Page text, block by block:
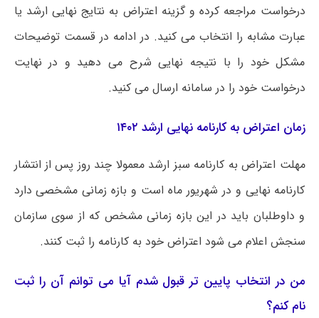
درخواست مراجعه کرده و گزینه اعتراض به نتایج نهایی ارشد یا
عبارت مشابه را انتخاب می کنید. در ادامه در قسمت توضیحات
مشکل خود را با نتیجه نهایی شرح می دهید و در نهایت
درخواست خود را در سامانه ارسال می کنید.
زمان اعتراض به کارنامه نهایی ارشد ۱۴۰۲
مهلت اعتراض به کارنامه سبز ارشد معمولا چند روز پس از انتشار
کارنامه نهایی و در شهریور ماه است و بازه زمانی مشخصی دارد
و داوطلبان باید در این بازه زمانی مشخص که از سوی سازمان
سنجش اعلام می شود اعتراض خود به کارنامه را ثبت کنند.
من در انتخاب پایین تر قبول شدم آیا می توانم آن را ثبت
نام کنم؟